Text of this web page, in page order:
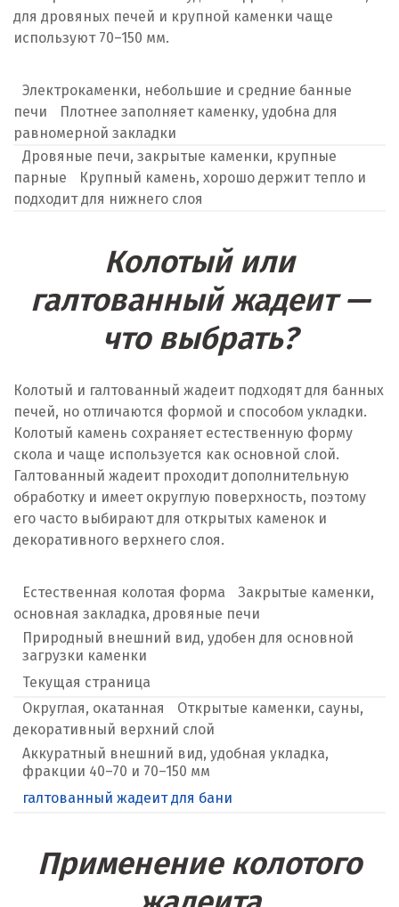
для дровяных печей и крупной каменки чаще
используют 70–150 мм.
Электрокаменки, небольшие и средние банные
печи
Плотнее заполняет каменку, удобна для
равномерной закладки
Дровяные печи, закрытые каменки, крупные
парные
Крупный камень, хорошо держит тепло и
подходит для нижнего слоя
Колотый или
галтованный жадеит —
что выбрать?
Колотый и галтованный жадеит подходят для банных
печей, но отличаются формой и способом укладки.
Колотый камень сохраняет естественную форму
скола и чаще используется как основной слой.
Галтованный жадеит проходит дополнительную
обработку и имеет округлую поверхность, поэтому
его часто выбирают для открытых каменок и
декоративного верхнего слоя.
Естественная колотая форма
Закрытые каменки,
основная закладка, дровяные печи
Природный внешний вид, удобен для основной
загрузки каменки
Текущая страница
Округлая, окатанная
Открытые каменки, сауны,
декоративный верхний слой
Аккуратный внешний вид, удобная укладка,
фракции 40–70 и 70–150 мм
галтованный жадеит для бани
Применение колотого